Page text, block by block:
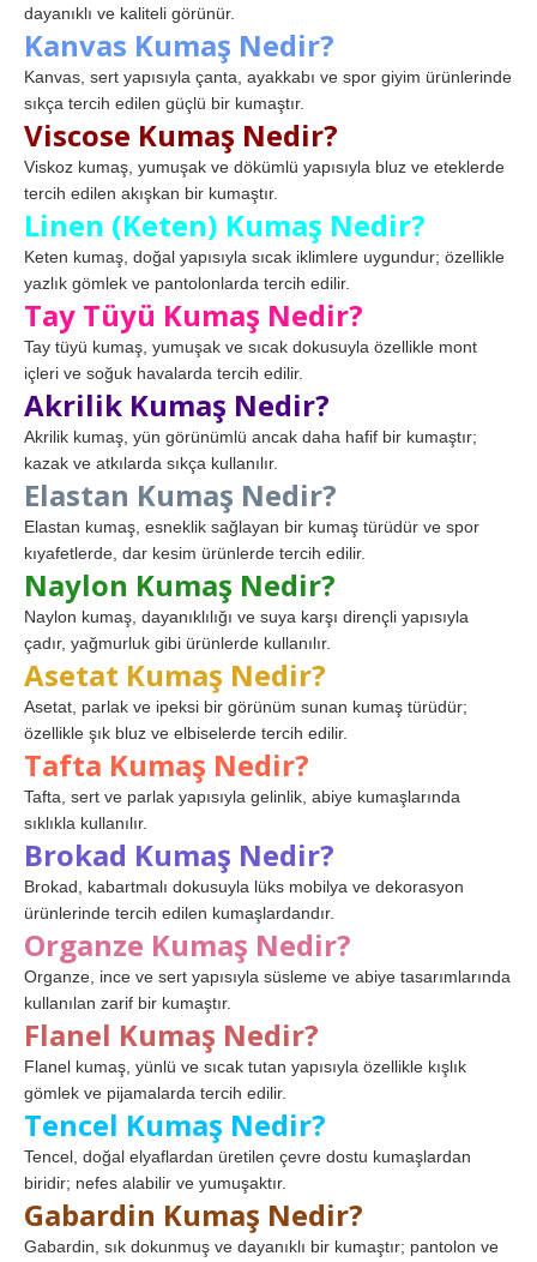
dayanıklı ve kaliteli görünür.
Kanvas Kumaş Nedir?
Kanvas, sert yapısıyla çanta, ayakkabı ve spor giyim ürünlerinde
sıkça tercih edilen güçlü bir kumaştır.
Viscose Kumaş Nedir?
Viskoz kumaş, yumuşak ve dökümlü yapısıyla bluz ve eteklerde
tercih edilen akışkan bir kumaştır.
Linen (Keten) Kumaş Nedir?
Keten kumaş, doğal yapısıyla sıcak iklimlere uygundur; özellikle
yazlık gömlek ve pantolonlarda tercih edilir.
Tay Tüyü Kumaş Nedir?
Tay tüyü kumaş, yumuşak ve sıcak dokusuyla özellikle mont
içleri ve soğuk havalarda tercih edilir.
Akrilik Kumaş Nedir?
Akrilik kumaş, yün görünümlü ancak daha hafif bir kumaştır;
kazak ve atkılarda sıkça kullanılır.
Elastan Kumaş Nedir?
Elastan kumaş, esneklik sağlayan bir kumaş türüdür ve spor
kıyafetlerde, dar kesim ürünlerde tercih edilir.
Naylon Kumaş Nedir?
Naylon kumaş, dayanıklılığı ve suya karşı dirençli yapısıyla
çadır, yağmurluk gibi ürünlerde kullanılır.
Asetat Kumaş Nedir?
Asetat, parlak ve ipeksi bir görünüm sunan kumaş türüdür;
özellikle şık bluz ve elbiselerde tercih edilir.
Tafta Kumaş Nedir?
Tafta, sert ve parlak yapısıyla gelinlik, abiye kumaşlarında
sıklıkla kullanılır.
Brokad Kumaş Nedir?
Brokad, kabartmalı dokusuyla lüks mobilya ve dekorasyon
ürünlerinde tercih edilen kumaşlardandır.
Organze Kumaş Nedir?
Organze, ince ve sert yapısıyla süsleme ve abiye tasarımlarında
kullanılan zarif bir kumaştır.
Flanel Kumaş Nedir?
Flanel kumaş, yünlü ve sıcak tutan yapısıyla özellikle kışlık
gömlek ve pijamalarda tercih edilir.
Tencel Kumaş Nedir?
Tencel, doğal elyaflardan üretilen çevre dostu kumaşlardan
biridir; nefes alabilir ve yumuşaktır.
Gabardin Kumaş Nedir?
Gabardin, sık dokunmuş ve dayanıklı bir kumaştır; pantolon ve